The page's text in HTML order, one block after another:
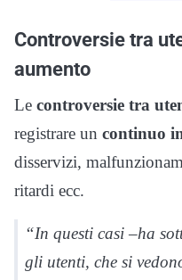
Controversie tra
aumento
Le controversie tra
registrare un continuo
disservizi,
ritardi ecc.
“In questi casi –ha
gli utenti, che si